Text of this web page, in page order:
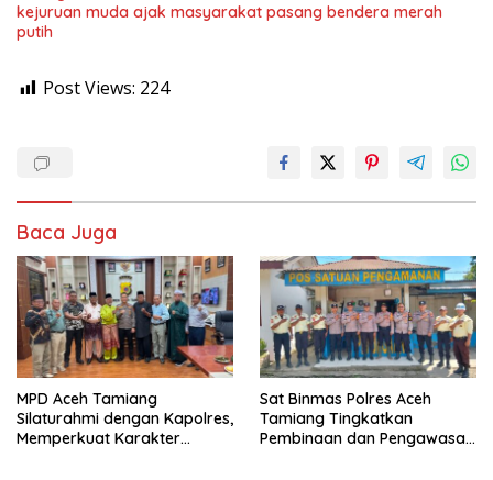
kejuruan muda ajak masyarakat pasang bendera merah
putih
Post Views: 224
Baca Juga
MPD Aceh Tamiang
Silaturahmi dengan Kapolres,
Memperkuat Karakter
Sat Binmas Polres Aceh
Tamiang Tingkatkan
Pembinaan dan Pengawasan